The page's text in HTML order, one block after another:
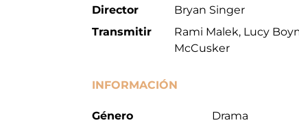
Director
Transmitir
Bryan Singer
Rami Malek, Lucy
McCusker
INFORMACIÓN
Género
Drama